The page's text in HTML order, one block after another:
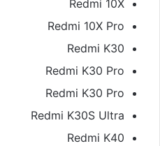
Redmi 10X
Redmi 10X Pro
Redmi K30
Redmi K30 Pro
Redmi K30 Pro
Redmi K30S Ultra
Redmi K40